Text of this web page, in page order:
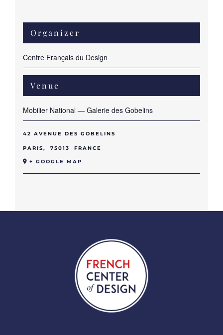
Venue
Mobilier National — Galerie des Gobelins
42 AVENUE DES GOBELINS
PARIS, 75013 FRANCE
+ GOOGLE MAP
Organizer
Centre Français du Design